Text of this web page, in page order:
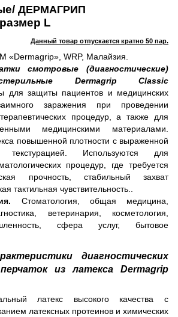
ДЕРМАГРИП
размер L
Данный товар отпускается кратно 50 пар.
«Dermagrip», WRP, Малайзия.
смотровые (диагностические)
Dermagrip Classic
для защиты пациентов и медицинских
заражения при проведении
процедур, а также для
медицинскими материалами.
повышенной плотности с выраженной
текстурацией. Используются для
процедур, где требуется
прочность, стабильный захват
тактильная чувствительность..
Стоматология, общая медицина,
ветеринария, косметология,
сфера услуг, бытовое
диагностических
из латекса Dermagrip
латекс высокого качества с
латексных протеинов и химических